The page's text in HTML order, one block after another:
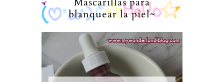
blanquear la piel~